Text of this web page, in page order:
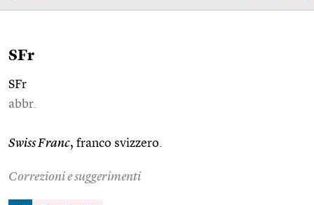
SFr
SFr
abbr.
Swiss Franc, franco svizzero.
Correzioni e suggerimenti